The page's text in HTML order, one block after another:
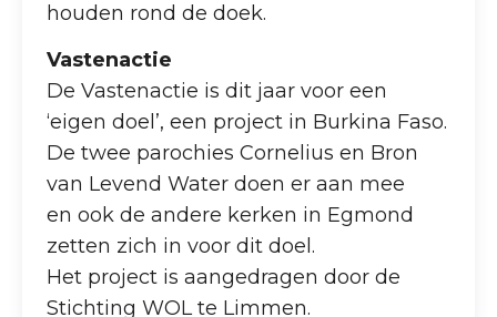
houden rond de doek.
Vastenactie
De Vastenactie is dit jaar voor een
‘eigen doel’, een project in Burkina Faso.
De twee parochies Cornelius en Bron
van Levend Water doen er aan mee
en ook de andere kerken in Egmond
zetten zich in voor dit doel.
Het project is aangedragen door de
Stichting WOL te Limmen.